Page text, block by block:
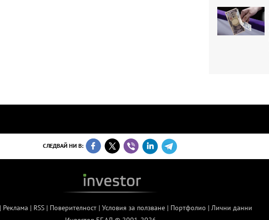
СЛЕДВАЙ НИ В:
| Реклама | RSS| Поверителност| Условия за ползване| Портфолио | Лични данни